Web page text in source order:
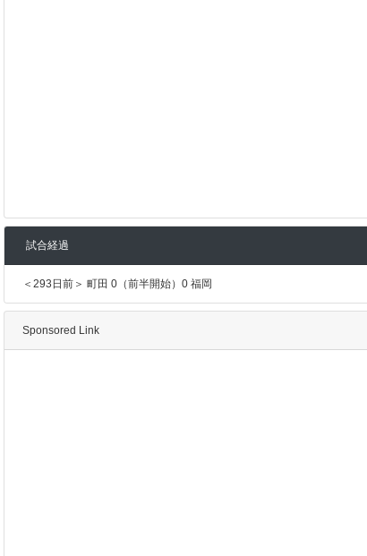
試合経過
＜293日前＞ 町田 0（前半開始）0 福岡
Sponsored Link